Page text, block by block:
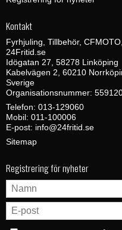
Kontakt
Fyrhjuling, Tillbehör,
24Fritid.se
Idögatan 27, 58278 Linköping
Kabelvägen 2, 60210
Sverige
Organisationsnummer:
Telefon: 013-129060
Mobil: 011-100006
E-post: info@24fritid.se
Sitemap
Registrering för nyheter